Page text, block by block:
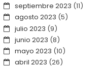
septiembre 2023 (11)
agosto 2023 (5)
julio 2023 (9)
junio 2023 (8)
mayo 2023 (10)
abril 2023 (26)